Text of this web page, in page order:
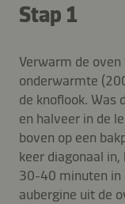
Stap 1
Verwarm de
onderwarmte
de knoflook. Was
en halveer in de
boven op een
keer diagonaal
30-40 minuten in
aubergine uit de